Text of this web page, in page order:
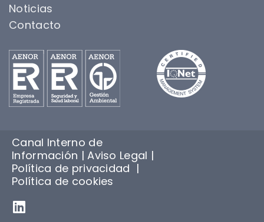
Noticias
Contacto
Canal Interno de
Información |Aviso Legal |
Política de privacidad |
Política de cookies